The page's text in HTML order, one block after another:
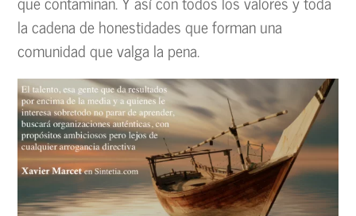
la cadena de honestidades que forman una
comunidad que valga la pena.